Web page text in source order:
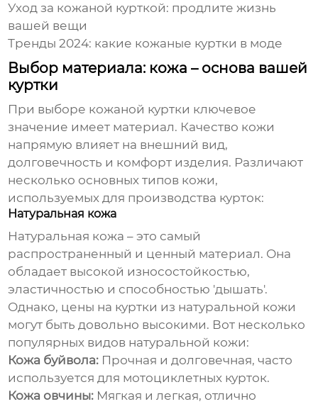
Уход за кожаной курткой: продлите жизнь
вашей вещи
Тренды 2024: какие кожаные куртки в моде
Выбор материала: кожа – основа вашей
куртки
При выборе кожаной куртки ключевое
значение имеет материал. Качество кожи
напрямую влияет на внешний вид,
долговечность и комфорт изделия. Различают
несколько основных типов кожи,
используемых для производства курток:
Натуральная кожа
Натуральная кожа – это самый
распространенный и ценный материал. Она
обладает высокой износостойкостью,
эластичностью и способностью 'дышать'.
Однако, цены на куртки из натуральной кожи
могут быть довольно высокими. Вот несколько
популярных видов натуральной кожи:
Кожа буйвола: Прочная и долговечная, часто
используется для мотоциклетных курток.
Кожа овчины: Мягкая и легкая, отлично